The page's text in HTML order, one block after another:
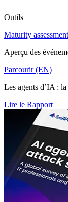
Outils
Maturity assessment
Aperçu des
Parcourir (EN)
Les agents d’IA :
Lire le Rapport